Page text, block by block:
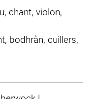
chant, violon,
bodhràn, cuillers,